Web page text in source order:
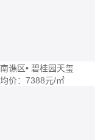
南谯区• 碧桂园天玺
均价： 7388元/㎡